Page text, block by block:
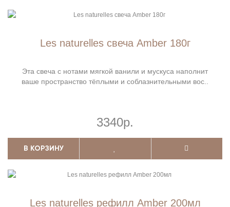
Les naturelles свеча Amber 180г
Эта свеча с нотами мягкой ванили и мускуса наполнит
ваше пространство тёплыми и соблазнительными вос..
3340р.
В КОРЗИНУ
Les naturelles рефилл Amber 200мл